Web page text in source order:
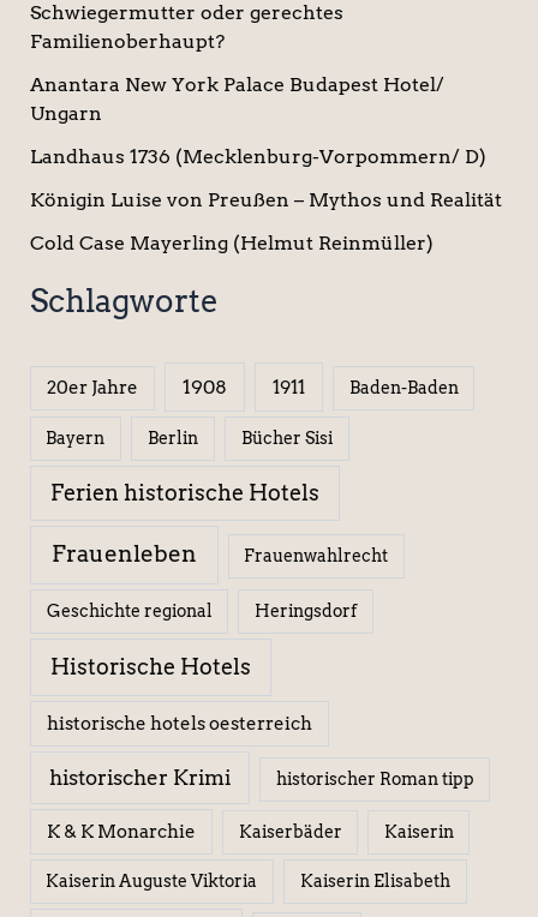
Schwiegermutter oder gerechtes
Familienoberhaupt?
Anantara New York Palace Budapest Hotel/
Ungarn
Landhaus 1736 (Mecklenburg-Vorpommern/ D)
Königin Luise von Preußen – Mythos und Realität
Cold Case Mayerling (Helmut Reinmüller)
Schlagworte
20er Jahre 1908 1911 Baden-Baden
Bayern Berlin Bücher Sisi
Ferien historische Hotels
Frauenleben Frauenwahlrecht
Geschichte regional Heringsdorf
Historische Hotels
historische hotels oesterreich
historischer Krimi historischer Roman tipp
K & K Monarchie Kaiserbäder Kaiserin
Kaiserin Auguste Viktoria Kaiserin Elisabeth